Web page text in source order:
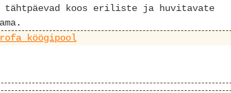
tähtpäevad koos eriliste ja huvitavate
köögipool